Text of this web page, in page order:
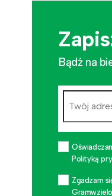
Bądź na
Polityką
Zgadzam